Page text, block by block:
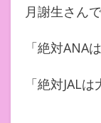
月謝生さん
「絶対ANA
「絶対JAL